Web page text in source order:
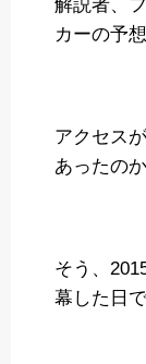
解説者、
カーの予
アクセス
あったの
そう、
幕した日で